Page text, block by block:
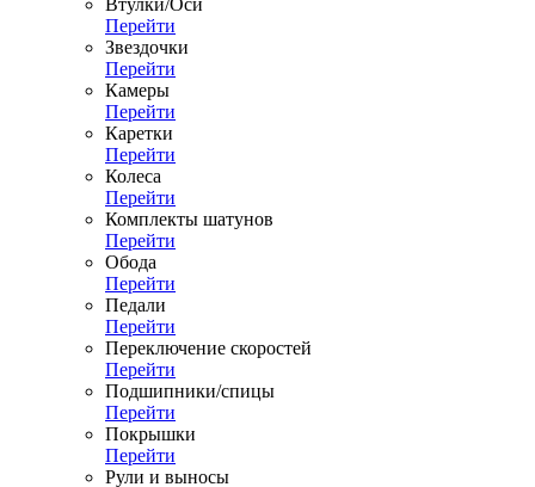
Втулки/Оси
Перейти
Звездочки
Перейти
Камеры
Перейти
Каретки
Перейти
Колеса
Перейти
Комплекты шатунов
Перейти
Обода
Перейти
Педали
Перейти
Переключение скоростей
Перейти
Подшипники/спицы
Перейти
Покрышки
Перейти
Рули и выносы